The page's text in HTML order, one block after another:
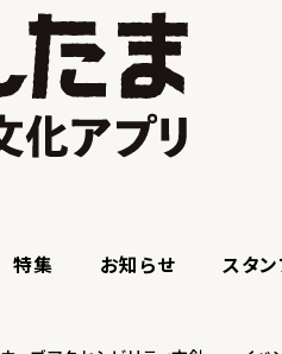
特集 お知らせ スタ